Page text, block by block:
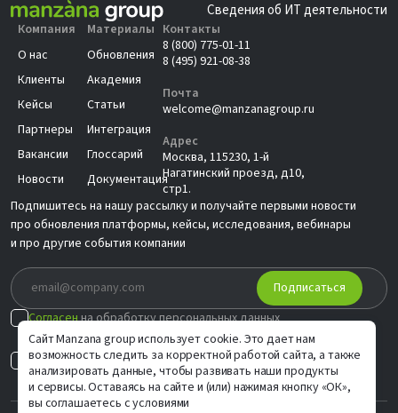
Сайт Manzana group использует cookie. Это дает нам
возможность следить за корректной работой сайта, а также
анализировать данные, чтобы развивать наши продукты
и сервисы. Оставаясь на сайте и (или) нажимая кнопку «ОК»,
вы соглашаетесь с условиями
Сведения об ИТ деятельности
Компания
О нас
Клиенты
Кейсы
Партнеры
Вакансии
Новости
Материалы
Обновления
Академия
Статьи
Интеграция
Глоссарий
Документация
Контакты
8 (800) 775-01-11
8 (495) 921-08-38
Почта
welcome@manzanagroup.ru
Адрес
Москва, 115230, 1-й
Нагатинский проезд, д10,
стр1.
Подпишитесь на нашу рассылку и получайте первыми новости
про обновления платформы, кейсы, исследования, вебинары
и про другие события компании
Подписаться
Согласенна обработку персональных данных
в соответствии сПолитикой
Согласен наиндивидуальные предложения